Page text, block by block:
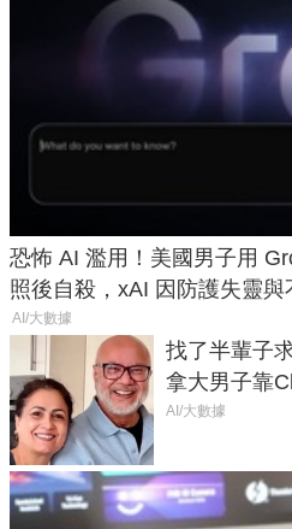
恐怖 AI 濫用！美國男子用
照後自殺，xAI 因防護失靈
AI/大數據
找了半輩子
拿大男子靠
50年家人
AI/大數據